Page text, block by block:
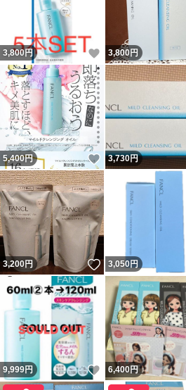
3,800円 いいね！
3,800円
5,400円 いいね！
3,730円
3,200円 いいね！
3,050円
9,999円 いいね！
6,400円